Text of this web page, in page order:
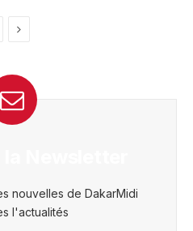
Next
nouvelles de DakarMidi
l'actualités